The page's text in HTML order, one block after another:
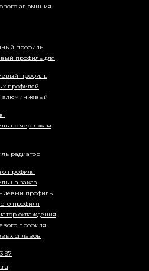
профиль
профилей
на заказ
профиля
профиля
охлаждения
профиля
сплавов
профиль
радиатор
по чертежам
алюминиевый
профиль
профиль для
97
алюминия